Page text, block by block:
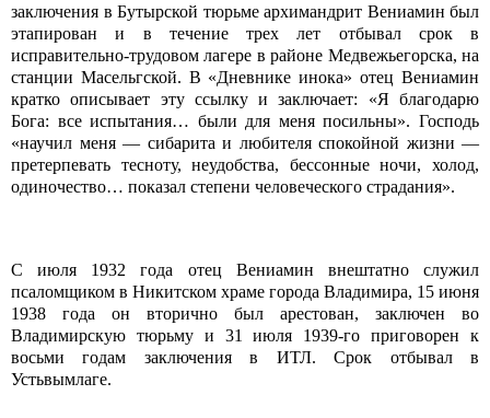
заключения в Бутырской тюрьме архимандрит Вениамин был
этапирован и в течение трех лет отбывал срок в
исправительно-трудовом лагере в районе Медвежьегорска, на
станции Масельгской. В «Дневнике инока» отец Вениамин
кратко описывает эту ссылку и заключает: «Я благодарю
Бога: все испытания… были для меня посильны». Господь
«научил меня — сибарита и любителя спокойной жизни —
претерпевать тесноту, неудобства, бессонные ночи, холод,
одиночество… показал степени человеческого страдания».
С июля 1932 года отец Вениамин внештатно служил
псаломщиком в Никитском храме города Владимира, 15 июня
1938 года он вторично был арестован, заключен во
Владимирскую тюрьму и 31 июля 1939-го приговорен к
восьми годам заключения в ИТЛ. Срок отбывал в
Устьвымлаге.